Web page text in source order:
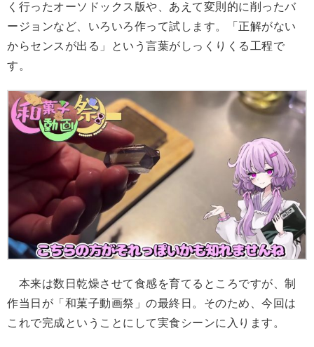
く行ったオーソドックス版や、あえて変則的に削ったバ
ージョンなど、いろいろ作って試します。「正解がない
からセンスが出る」という言葉がしっくりくる工程で
す。
本来は数日乾燥させて食感を育てるところですが、制
作当日が「和菓子動画祭」の最終日。そのため、今回は
これで完成ということにして実食シーンに入ります。